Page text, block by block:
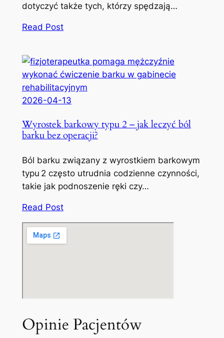
dotyczyć także tych, którzy spędzają…
Read Post
2026-04-13
Wyrostek barkowy typu 2 – jak leczyć ból
barku bez operacji?
Ból barku związany z wyrostkiem barkowym
typu 2 często utrudnia codzienne czynności,
takie jak podnoszenie ręki czy…
Read Post
Opinie Pacjentów